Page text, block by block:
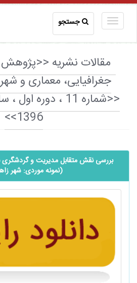
جستجو
مقالات نشریه
جغرافیایی، معماری و
<<شماره 11 ، دوره
1396>>
بررسی نقش متقابل مدیریت و
(نمونه موردی: شهر